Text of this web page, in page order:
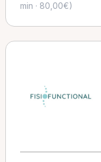
min · 80,00€)